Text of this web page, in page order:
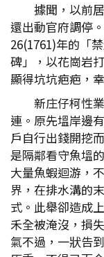
據聞，以前
還出動官府調停
26(1761)年的「
碑」，以花崗岩
顯得坑坑疤疤，
新庄仔柯性
連。原先塭岸邊
戶自行出錢開挖
是隔鄰看守魚塭
大量魚蝦迴游，
界，在排水溝的
式。此舉卻造成
禾全被淹沒，損
氣不過，一狀告